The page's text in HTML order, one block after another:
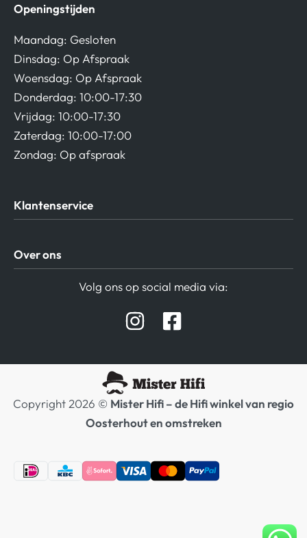
Openingstijden
Maandag: Gesloten
Dinsdag: Op Afspraak
Woensdag: Op Afspraak
Donderdag: 10:00-17:30
Vrijdag: 10:00-17:30
Zaterdag: 10:00-17:00
Zondag: Op afspraak
Klantenservice
Privacy beleid
Verzending / Retour
Over ons
Hifi winkel Raamsdonksveer
Volg ons op social media via:
Copyright 2026 © Mister Hifi – de Hifi winkel van regio
Oosterhout en omstreken